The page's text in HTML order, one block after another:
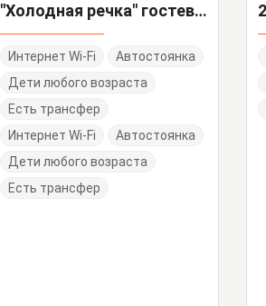
"Холодная речка" гостевой дом
Интернет Wi-Fi
Автостоянка
Дети любого возраста
Есть трансфер
Интернет Wi-Fi
Автостоянка
Дети любого возраста
Есть трансфер